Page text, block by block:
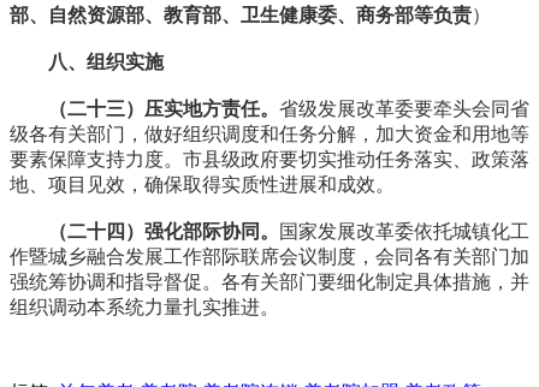
部、自然资源部、教育部、卫生健康委、商务部等负责）
八、组织实施
（二十三）压实地方责任。 省级发展改革委要牵头会同省
级各有关部门，做好组织调度和任务分解，加大资金和用地等
要素保障支持力度。市县级政府要切实推动任务落实、政策落
地、项目见效，确保取得实质性进展和成效。
（二十四）强化部际协同。
国家发展改革委依托城镇化工
作暨城乡融合发展工作部际联席会议制度，会同各有关部门加
强统筹协调和指导督促。各有关部门要细化制定具体措施，并
组织调动本系统力量扎实推进。